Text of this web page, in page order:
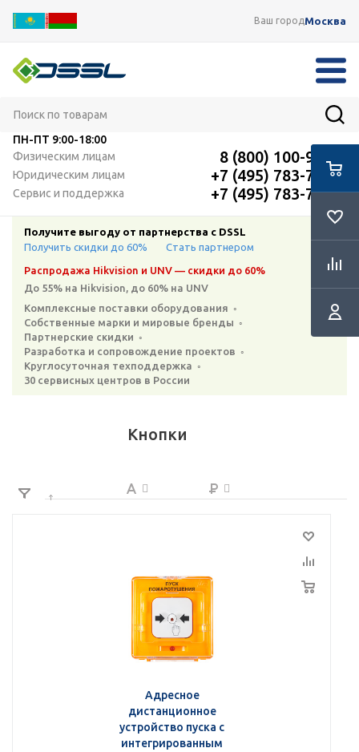
Ваш городМосква
ПН-ПТ 9:00-18:00
Физическим лицам
8 (800) 100-91-12
Юридическим лицам +7 (495) 783-72-87
Сервис и поддержка +7 (495) 783-72-87
Получите выгоду от партнерства с DSSL
Получить скидки до 60%
Стать партнером
Распродажа Hikvision и UNV — скидки до 60%
До 55% на Hikvision, до 60% на UNV
Комплексные поставки оборудования ◦
Собственные марки и мировые бренды ◦
Партнерские скидки ◦
Разработка и сопровождение проектов ◦
Круглосуточная техподдержка ◦
30 сервисных центров в России
Кнопки
Адресное
дистанционное
устройство пуска с
интегрированным